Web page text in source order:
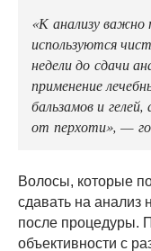
«К анализу важно
используются
недели до сдачи
применение
бальзамов и
от перхоти», —
Волосы, которые
сдавать на анализ
после процедуры.
объективности с